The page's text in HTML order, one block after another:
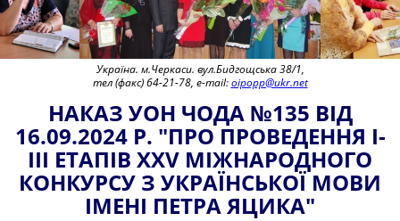
Україна. м.Черкаси. вул.Бидгощська 38/1,
тел (факс) 64-21-78, e-mail:oipopp@ukr.net
НАКАЗ УОН ЧОДА №135 ВІД
16.09.2024 Р. "ПРО ПРОВЕДЕННЯ І-
ІІІ ЕТАПІВ ХХV МІЖНАРОДНОГО
КОНКУРСУ З УКРАЇНСЬКОЇ МОВИ
ІМЕНІ ПЕТРА ЯЦИКА"